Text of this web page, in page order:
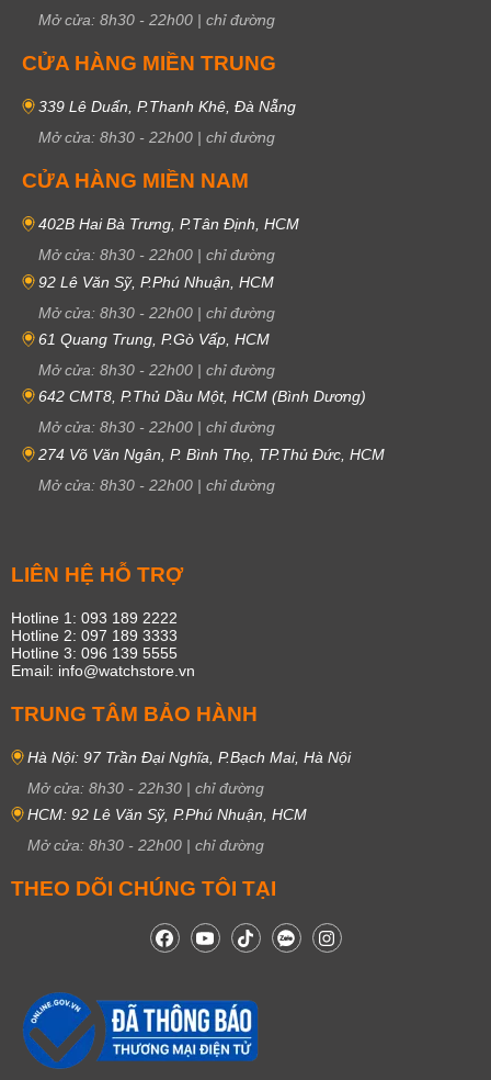
Mở cửa: 8h30 - 22h00 | chỉ đường
CỬA HÀNG MIỀN TRUNG
339 Lê Duẩn, P.Thanh Khê, Đà Nẵng
Mở cửa: 8h30 - 22h00 | chỉ đường
CỬA HÀNG MIỀN NAM
402B Hai Bà Trưng, P.Tân Định, HCM
Mở cửa: 8h30 - 22h00 | chỉ đường
92 Lê Văn Sỹ, P.Phú Nhuận, HCM
Mở cửa: 8h30 - 22h00 | chỉ đường
61 Quang Trung, P.Gò Vấp, HCM
Mở cửa: 8h30 - 22h00 | chỉ đường
642 CMT8, P.Thủ Dầu Một, HCM (Bình Dương)
Mở cửa: 8h30 - 22h00 | chỉ đường
274 Võ Văn Ngân, P. Bình Thọ, TP.Thủ Đức, HCM
Mở cửa: 8h30 - 22h00 | chỉ đường
LIÊN HỆ HỖ TRỢ
Hotline 1: 093 189 2222
Hotline 2: 097 189 3333
Hotline 3: 096 139 5555
Email: info@watchstore.vn
TRUNG TÂM BẢO HÀNH
Hà Nội: 97 Trần Đại Nghĩa, P.Bạch Mai, Hà Nội
Mở cửa: 8h30 - 22h30 | chỉ đường
HCM: 92 Lê Văn Sỹ, P.Phú Nhuận, HCM
Mở cửa: 8h30 - 22h00 | chỉ đường
THEO DÕI CHÚNG TÔI TẠI